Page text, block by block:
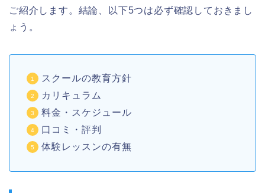
ご紹介します。結論、以下5つは必ず確認しておきまし
ょう。
スクールの教育方針
カリキュラム
料金・スケジュール
口コミ・評判
体験レッスンの有無